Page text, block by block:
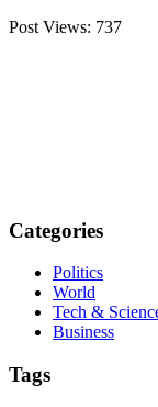
Post Views: 737
Categories
Politics
World
Tech &
Business
Tags